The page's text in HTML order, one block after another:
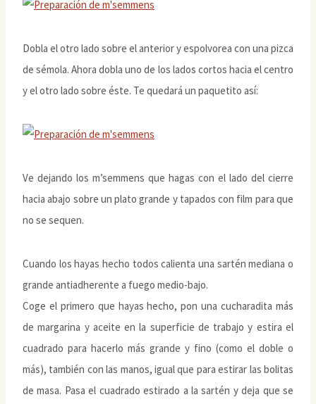
Dobla el otro lado sobre el anterior y espolvorea con una pizca
de sémola. Ahora dobla uno de los lados cortos hacia el centro
y el otro lado sobre éste. Te quedará un paquetito así:
Ve dejando los m’semmens que hagas con el lado del cierre
hacia abajo sobre un plato grande y tapados con film para que
no se sequen.
Cuando los hayas hecho todos calienta una sartén mediana o
grande antiadherente a fuego medio-bajo.
Coge el primero que hayas hecho, pon una cucharadita más
de margarina y aceite en la superficie de trabajo y estira el
cuadrado para hacerlo más grande y fino (como el doble o
más), también con las manos, igual que para estirar las bolitas
de masa. Pasa el cuadrado estirado a la sartén y deja que se